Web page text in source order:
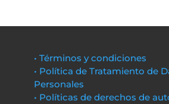
• Términos y condiciones
• Política de Tratamiento de
Personales
• Políticas de derechos de